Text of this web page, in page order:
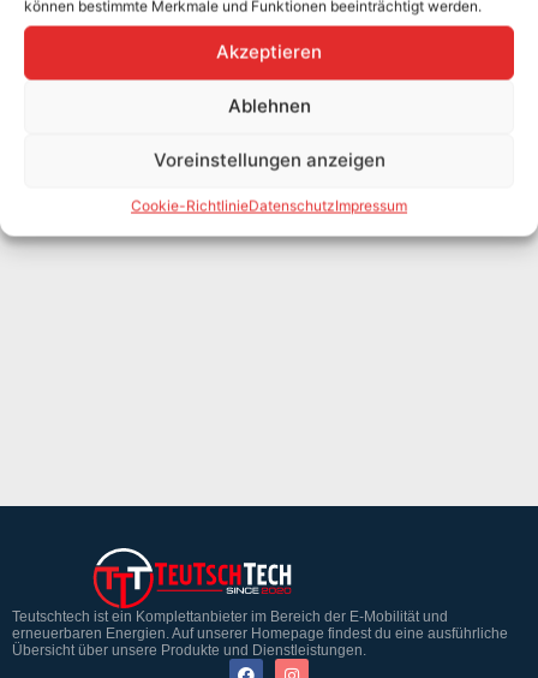
können bestimmte Merkmale und Funktionen beeinträchtigt werden.
Akzeptieren
Ablehnen
Voreinstellungen anzeigen
Cookie-RichtlinieDatenschutzImpressum
Teutschtech ist ein Komplettanbieter im Bereich der E-Mobilität und
erneuerbaren Energien. Auf unserer Homepage findest du eine ausführliche
Übersicht über unsere Produkte und Dienstleistungen.